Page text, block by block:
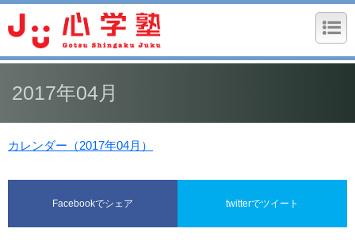
2017年04月
カレンダー（2017年04月）
Facebookでシェア twitterでツイート